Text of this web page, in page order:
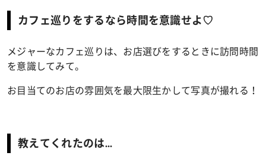
カフェ巡りをするなら時間を意識せよ♡
メジャーなカフェ巡りは、お店選びをするときに訪問時間
を意識してみて。
お目当てのお店の雰囲気を最大限生かして写真が撮れる！
教えてくれたのは...